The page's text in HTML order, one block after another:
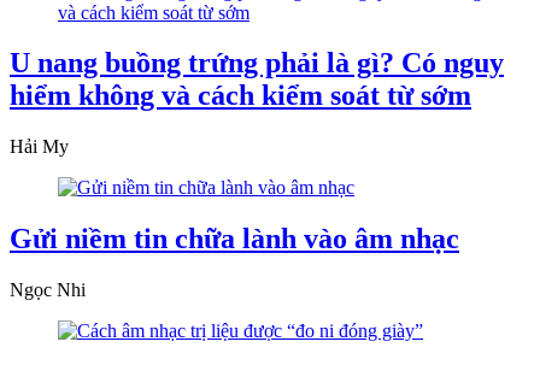
U nang buồng trứng phải là gì? Có nguy
hiểm không và cách kiểm soát từ sớm
Hải My
Gửi niềm tin chữa lành vào âm nhạc
Ngọc Nhi